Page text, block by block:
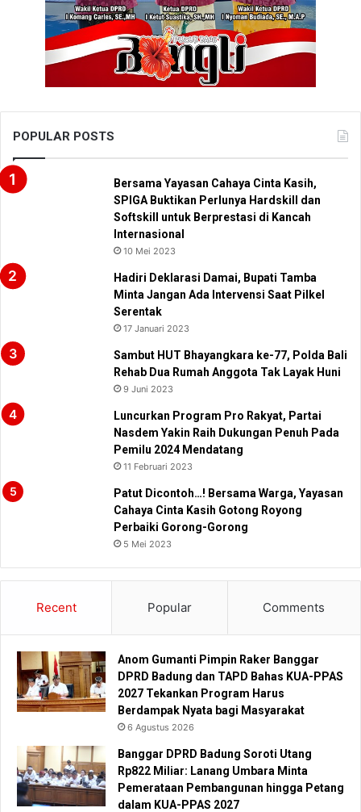
POPULAR POSTS
Bersama Yayasan Cahaya Cinta Kasih,
SPIGA Buktikan Perlunya Hardskill dan
Softskill untuk Berprestasi di Kancah
Internasional
10 Mei 2023
Hadiri Deklarasi Damai, Bupati Tamba
Minta Jangan Ada Intervensi Saat Pilkel
Serentak
17 Januari 2023
Sambut HUT Bhayangkara ke-77, Polda Bali
Rehab Dua Rumah Anggota Tak Layak Huni
9 Juni 2023
Luncurkan Program Pro Rakyat, Partai
Nasdem Yakin Raih Dukungan Penuh Pada
Pemilu 2024 Mendatang
11 Februari 2023
Patut Dicontoh…! Bersama Warga, Yayasan
Cahaya Cinta Kasih Gotong Royong
Perbaiki Gorong-Gorong
5 Mei 2023
Recent Popular Comments
Anom Gumanti Pimpin Raker Banggar
DPRD Badung dan TAPD Bahas KUA-PPAS
2027 Tekankan Program Harus
Berdampak Nyata bagi Masyarakat
6 Agustus 2026
Banggar DPRD Badung Soroti Utang
Rp822 Miliar: Lanang Umbara Minta
Pemerataan Pembangunan hingga Petang
dalam KUA-PPAS 2027